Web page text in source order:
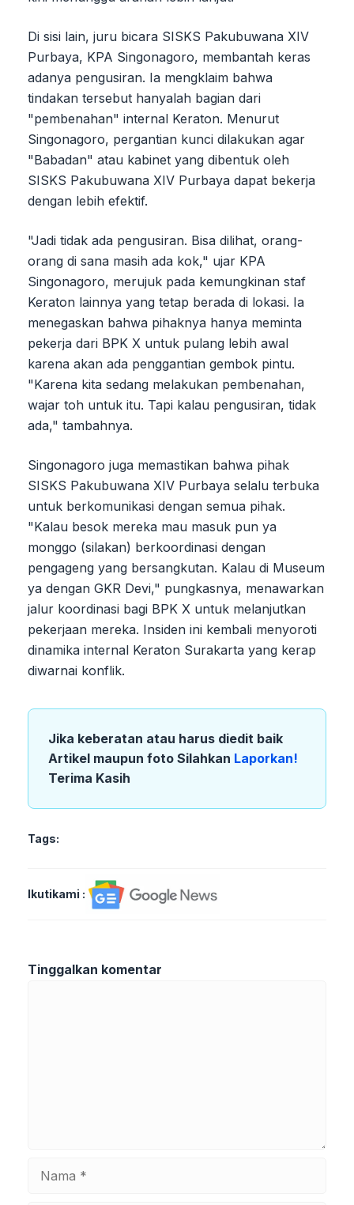
Di sisi lain, juru bicara SISKS Pakubuwana XIV
Purbaya, KPA Singonagoro, membantah keras
adanya pengusiran. Ia mengklaim bahwa
tindakan tersebut hanyalah bagian dari
"pembenahan" internal Keraton. Menurut
Singonagoro, pergantian kunci dilakukan agar
"Babadan" atau kabinet yang dibentuk oleh
SISKS Pakubuwana XIV Purbaya dapat bekerja
dengan lebih efektif.
"Jadi tidak ada pengusiran. Bisa dilihat, orang-
orang di sana masih ada kok," ujar KPA
Singonagoro, merujuk pada kemungkinan staf
Keraton lainnya yang tetap berada di lokasi. Ia
menegaskan bahwa pihaknya hanya meminta
pekerja dari BPK X untuk pulang lebih awal
karena akan ada penggantian gembok pintu.
"Karena kita sedang melakukan pembenahan,
wajar toh untuk itu. Tapi kalau pengusiran, tidak
ada," tambahnya.
Singonagoro juga memastikan bahwa pihak
SISKS Pakubuwana XIV Purbaya selalu terbuka
untuk berkomunikasi dengan semua pihak.
"Kalau besok mereka mau masuk pun ya
monggo (silakan) berkoordinasi dengan
pengageng yang bersangkutan. Kalau di Museum
ya dengan GKR Devi," pungkasnya, menawarkan
jalur koordinasi bagi BPK X untuk melanjutkan
pekerjaan mereka. Insiden ini kembali menyoroti
dinamika internal Keraton Surakarta yang kerap
diwarnai konflik.
Jika keberatan atau harus diedit baik
Artikel maupun foto Silahkan Laporkan!
Terima Kasih
Tags:
Ikutikami :
Tinggalkan komentar